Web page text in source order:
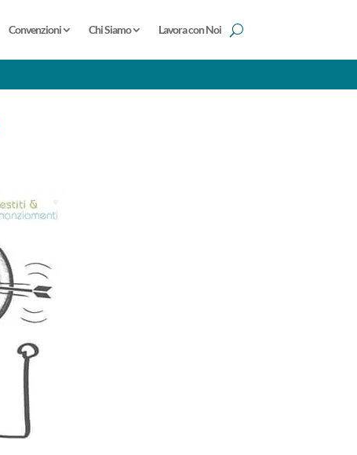
Convenzioni Chi Siamo Lavora con Noi